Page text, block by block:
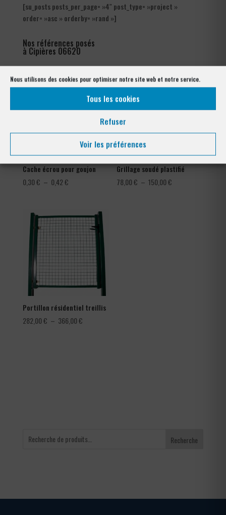
Nous utilisons des cookies pour optimiser notre site web et notre service.
Tous les cookies
Refuser
Voir les préférences
[su_posts posts_per_page= »4″ post_type= »project »
order= »asc » orderby= »rand »]
Nos références posés
à Cipières 06620
Cache écrou pour goujon
0,30€ – 0,42€Plage
0,30 €
à
Grillage soudé plastifié
78,00€ – 150,00€
Portillon résidentiel treillis
282,00€ – 366,00€Plage
Recherche